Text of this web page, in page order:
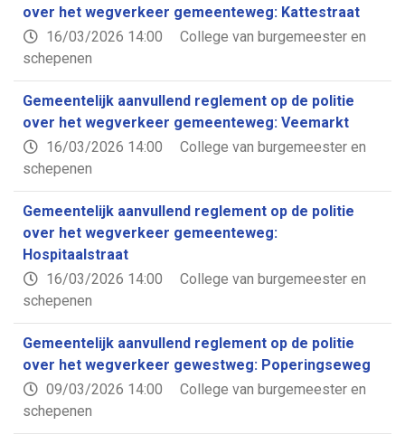
over het wegverkeer gemeenteweg: Kattestraat
16/03/2026 14:00
College van burgemeester en
schepenen
Gemeentelijk aanvullend reglement op de politie
over het wegverkeer gemeenteweg: Veemarkt
16/03/2026 14:00
College van burgemeester en
schepenen
Gemeentelijk aanvullend reglement op de politie
over het wegverkeer gemeenteweg:
Hospitaalstraat
16/03/2026 14:00
College van burgemeester en
schepenen
Gemeentelijk aanvullend reglement op de politie
over het wegverkeer gewestweg: Poperingseweg
09/03/2026 14:00
College van burgemeester en
schepenen